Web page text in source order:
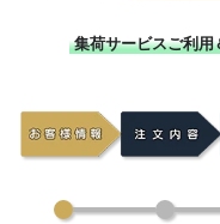
集荷サービスご利用